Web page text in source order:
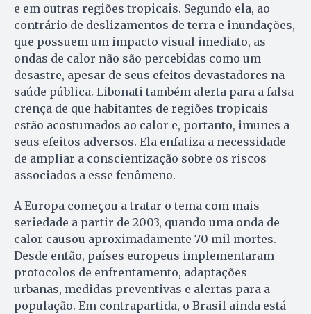
e em outras regiões tropicais. Segundo ela, ao
contrário de deslizamentos de terra e inundações,
que possuem um impacto visual imediato, as
ondas de calor não são percebidas como um
desastre, apesar de seus efeitos devastadores na
saúde pública. Libonati também alerta para a falsa
crença de que habitantes de regiões tropicais
estão acostumados ao calor e, portanto, imunes a
seus efeitos adversos. Ela enfatiza a necessidade
de ampliar a conscientização sobre os riscos
associados a esse fenômeno.
A Europa começou a tratar o tema com mais
seriedade a partir de 2003, quando uma onda de
calor causou aproximadamente 70 mil mortes.
Desde então, países europeus implementaram
protocolos de enfrentamento, adaptações
urbanas, medidas preventivas e alertas para a
população. Em contrapartida, o Brasil ainda está